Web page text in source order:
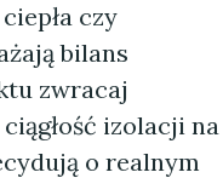
czy
bilans
zwracaj
izolacji na
o realnym